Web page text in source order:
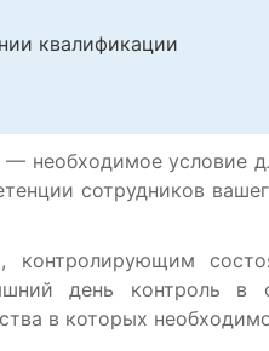
квалификации
необходимое условие
сотрудников
день контроль
в которых